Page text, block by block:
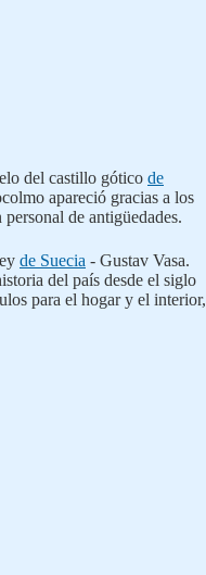
del castillo gótico de
apareció gracias a los
de antigüedades.
de Suecia - Gustav Vasa.
del país desde el siglo
para el hogar y el interior,